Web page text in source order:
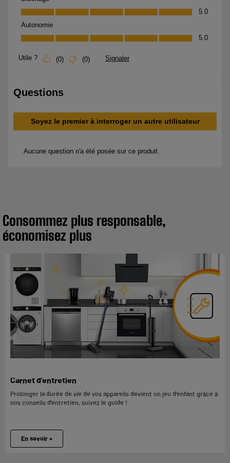
Consommez plus responsable,
économisez plus
Carnet d'entretien
Prolonger la durée de vie de vos appareils devient un jeu d’enfant grâce à
nos conseils d’entretien, suivez le guide !
En savoir +